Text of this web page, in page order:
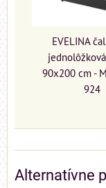
EVELINA
90x200 cm -
924
Alternatívne